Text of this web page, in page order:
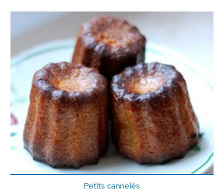
Petits cannelés